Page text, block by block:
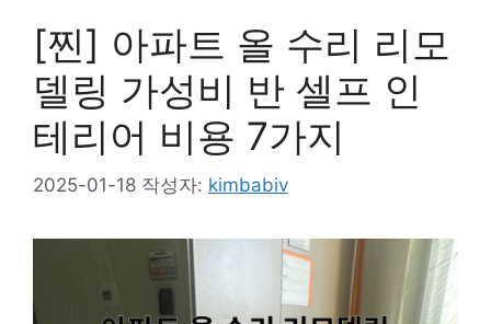
[찐] 아파트 올 수리 리모
델링 가성비 반 셀프 인
테리어 비용 7가지
2025-01-18 작성자: kimbabiv